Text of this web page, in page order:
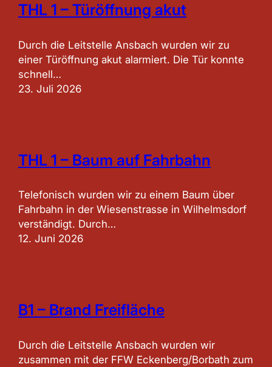
THL 1 – Türöffnung akut
Durch die Leitstelle Ansbach wurden wir zu
einer Türöffnung akut alarmiert. Die Tür konnte
schnell…
23. Juli 2026
THL 1 – Baum auf Fahrbahn
Telefonisch wurden wir zu einem Baum über
Fahrbahn in der Wiesenstrasse in Wilhelmsdorf
verständigt. Durch…
12. Juni 2026
B1 – Brand Freifläche
Durch die Leitstelle Ansbach wurden wir
zusammen mit der FFW Eckenberg/Borbath zum